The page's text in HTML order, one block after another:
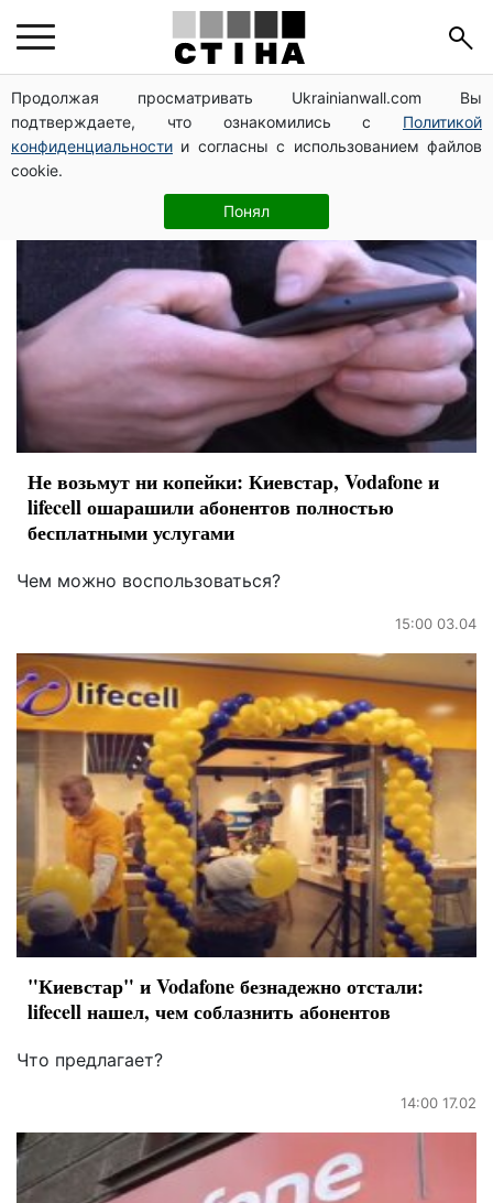
Продолжая просматривать Ukrainianwall.com Вы
подтверждаете, что ознакомились с Политикой
конфиденциальности и согласны с использованием файлов
cookie.
Понял
Vodafone Украина
Не возьмут ни копейки: Киевстар, Vodafone и
lifecell ошарашили абонентов полностью
бесплатными услугами
Чем можно воспользоваться?
15:00 03.04
"Киевстар" и Vodafone безнадежно отстали:
lifecell нашел, чем соблазнить абонентов
Что предлагает?
14:00 17.02